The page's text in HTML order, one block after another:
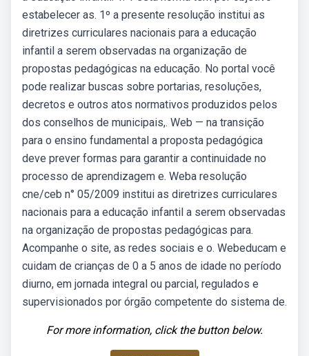
estabelecer as. 1º a presente resolução institui as
diretrizes curriculares nacionais para a educação
infantil a serem observadas na organização de
propostas pedagógicas na educação. No portal você
pode realizar buscas sobre portarias, resoluções,
decretos e outros atos normativos produzidos pelos
dos conselhos de municipais,. Web — na transição
para o ensino fundamental a proposta pedagógica
deve prever formas para garantir a continuidade no
processo de aprendizagem e. Weba resolução
cne/ceb n° 05/2009 institui as diretrizes curriculares
nacionais para a educação infantil a serem observadas
na organização de propostas pedagógicas para.
Acompanhe o site, as redes sociais e o. Webeducam e
cuidam de crianças de 0 a 5 anos de idade no período
diurno, em jornada integral ou parcial, regulados e
supervisionados por órgão competente do sistema de.
For more information, click the button below.